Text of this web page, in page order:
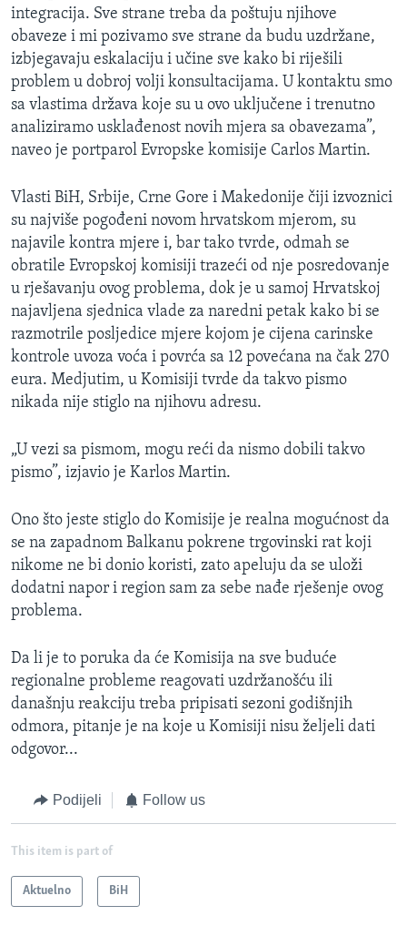
integracija. Sve strane treba da poštuju njihove
obaveze i mi pozivamo sve strane da budu uzdržane,
izbjegavaju eskalaciju i učine sve kako bi riješili
problem u dobroj volji konsultacijama. U kontaktu smo
sa vlastima država koje su u ovo uključene i trenutno
analiziramo usklađenost novih mjera sa obavezama”,
naveo je portparol Evropske komisije Carlos Martin.
Vlasti BiH, Srbije, Crne Gore i Makedonije čiji izvoznici
su najviše pogođeni novom hrvatskom mjerom, su
najavile kontra mjere i, bar tako tvrde, odmah se
obratile Evropskoj komisiji trazeći od nje posredovanje
u rješavanju ovog problema, dok je u samoj Hrvatskoj
najavljena sjednica vlade za naredni petak kako bi se
razmotrile posljedice mjere kojom je cijena carinske
kontrole uvoza voća i povrća sa 12 povećana na čak 270
eura. Medjutim, u Komisiji tvrde da takvo pismo
nikada nije stiglo na njihovu adresu.
„U vezi sa pismom, mogu reći da nismo dobili takvo
pismo”, izjavio je Karlos Martin.
Ono što jeste stiglo do Komisije je realna mogućnost da
se na zapadnom Balkanu pokrene trgovinski rat koji
nikome ne bi donio koristi, zato apeluju da se uloži
dodatni napor i region sam za sebe nađe rješenje ovog
problema.
Da li je to poruka da će Komisija na sve buduće
regionalne probleme reagovati uzdržanošću ili
današnju reakciju treba pripisati sezoni godišnjih
odmora, pitanje je na koje u Komisiji nisu željeli dati
odgovor...
Podijeli Follow us
This item is part of
Aktuelno BiH